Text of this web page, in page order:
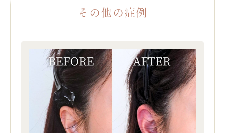
その他の症例